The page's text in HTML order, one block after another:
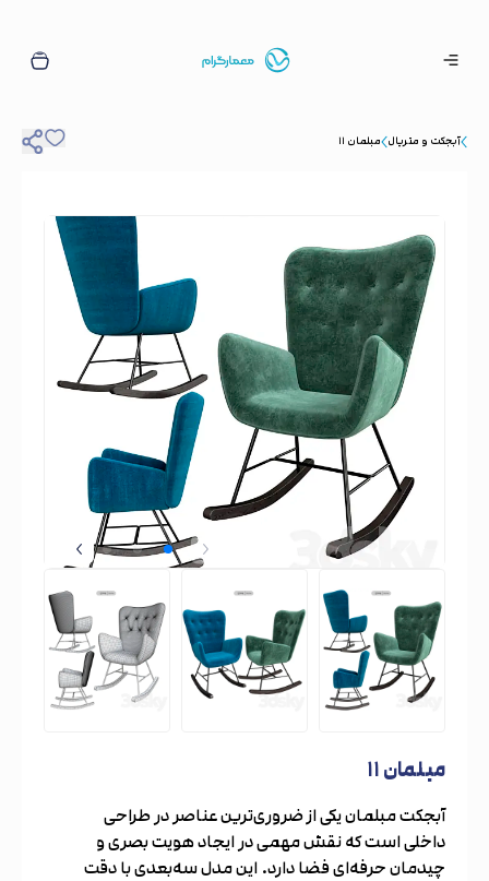
آبجکت و متریال مبلمان ۱۱
مبلمان ۱۱
آبجکت مبلمان یکی از ضروری‌ترین عناصر در طراحی
داخلی است که نقش مهمی در ایجاد هویت بصری و
چیدمان حرفه‌ای فضا دارد. این مدل سه‌بعدی با دقت